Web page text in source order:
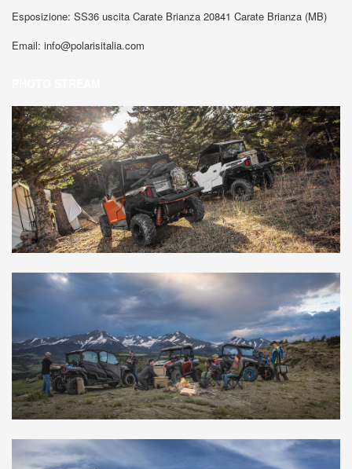
Esposizione: SS36 uscita Carate Brianza 20841 Carate Brianza (MB)
Email: info@polarisitalia.com